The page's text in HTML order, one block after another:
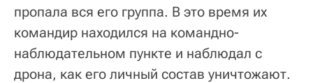
пропала вся его группа. В это время их
командир находился на командно-
наблюдательном пункте и наблюдал с
дрона, как его личный состав уничтожают.